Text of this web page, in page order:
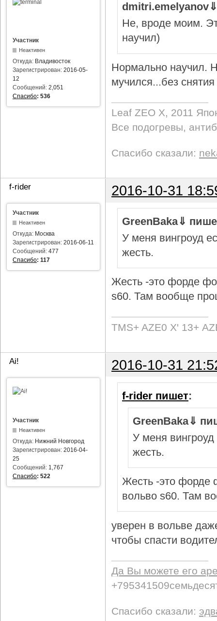
Участник
Неактивен
Откуда: Владивосток
Зарегистрирован: 2016-05-
12
Сообщений: 2,051
Спасибо: 536
Не, вроде моим.
научил)
Нормально научил.
мучился...без снятия
Leaf ZEO Х, 2011
Все подогревы,
Спасибо сказали:
f-rider 2016-10-31
Участник
Неактивен
Откуда: Москва
Зарегистрирован: 2016-06-11
Сообщений: 477
Спасибо: 117
GreenBaka⇓
У меня вингроуд
жесть.
Жесть -это форде
s60. Там вообще
TMS+ AZE0 Х' 13+
Ai! 2016-10-31
Участник
Неактивен
Откуда: Нижний Новгород
Зарегистрирован: 2016-04-
25
Сообщений: 1,767
Спасибо: 522
f-rider пишет:
GreenBaka⇓
У меня вингроуд
жесть.
Жесть -это форде
вольво s60. Там
уверен в вольве
чтобы спасти
Да Вы можете его
Спасибо сказали: